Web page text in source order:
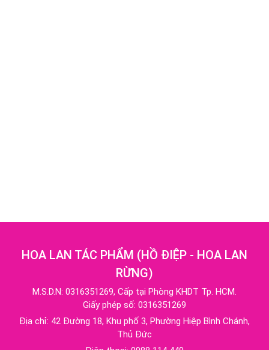
HOA LAN TÁC PHẨM (HỒ ĐIỆP - HOA LAN
RỪNG)
M.S.D.N: 0316351269, Cấp tại Phòng KHDT Tp. HCM.
Giấy phép số: 0316351269
Địa chỉ: 42 Đường 18, Khu phố 3, Phường Hiệp Bình Chánh,
Thủ Đức